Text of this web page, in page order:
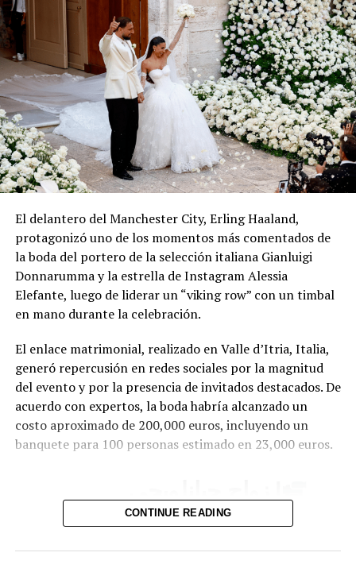
UP NEXT
VIDEO | Ni las bailarinas se salvan: Robot humanoide
aprende a hacer estriptis en una barra
DON'T MISS
Pronostican tormentas con actividad eléctrica y fuertes
vientos para esta tarde y noche
El delantero del Manchester City, Erling Haaland,
protagonizó uno de los momentos más comentados de
la boda del portero de la selección italiana Gianluigi
Donnarumma y la estrella de Instagram Alessia
Elefante, luego de liderar un “viking row” con un timbal
en mano durante la celebración.
El enlace matrimonial, realizado en Valle d’Itria, Italia,
generó repercusión en redes sociales por la magnitud
del evento y por la presencia de invitados destacados. De
acuerdo con expertos, la boda habría alcanzado un
costo aproximado de 200,000 euros, incluyendo un
banquete para 100 personas estimado en 23,000 euros.
دوناروما.
pic.twitter.com/lDJBuhLLl7
CONTINUE READING